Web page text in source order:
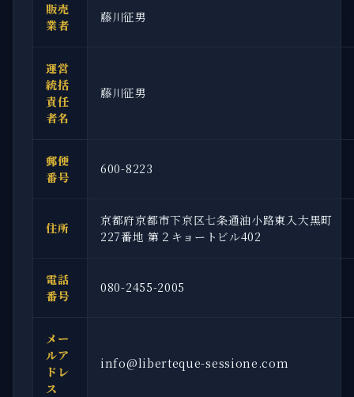
販売
業者
藤川征男
運営
統括
責任
者名
藤川征男
郵便
番号
600-8223
住所
京都府京都市下京区七条通油小路東入大黒町
227番地 第２キョートビル402
電話
番号
080-2455-2005
メー
ルア
ドレ
ス
info@liberteque-sessione.com